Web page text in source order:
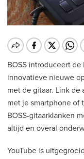
BOSS introduceert
innovatieve nieuwe
met de gitaar. Link
met je smartphone of
BOSS-gitaarklanken
altijd en overal
YouTube is